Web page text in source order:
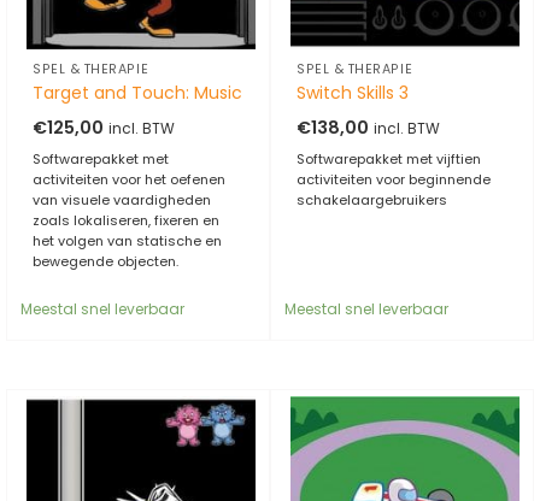
SPEL & THERAPIE
Target and Touch: Music
€125,00 incl. BTW
Softwarepakket met
activiteiten voor het oefenen
van visuele vaardigheden
zoals lokaliseren, fixeren en
het volgen van statische en
bewegende objecten.
Meestal snel leverbaar
SPEL & THERAPIE
Switch Skills 3
€138,00 incl. BTW
Softwarepakket met vijftien
activiteiten voor beginnende
schakelaargebruikers
Meestal snel leverbaar